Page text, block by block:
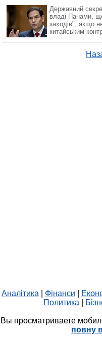
Державний
владі Панами,
заходів", якщо
китайським
Аналітика Фінанси
Политика
Вы просматриваете
повну